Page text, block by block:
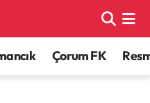
Çorum FK